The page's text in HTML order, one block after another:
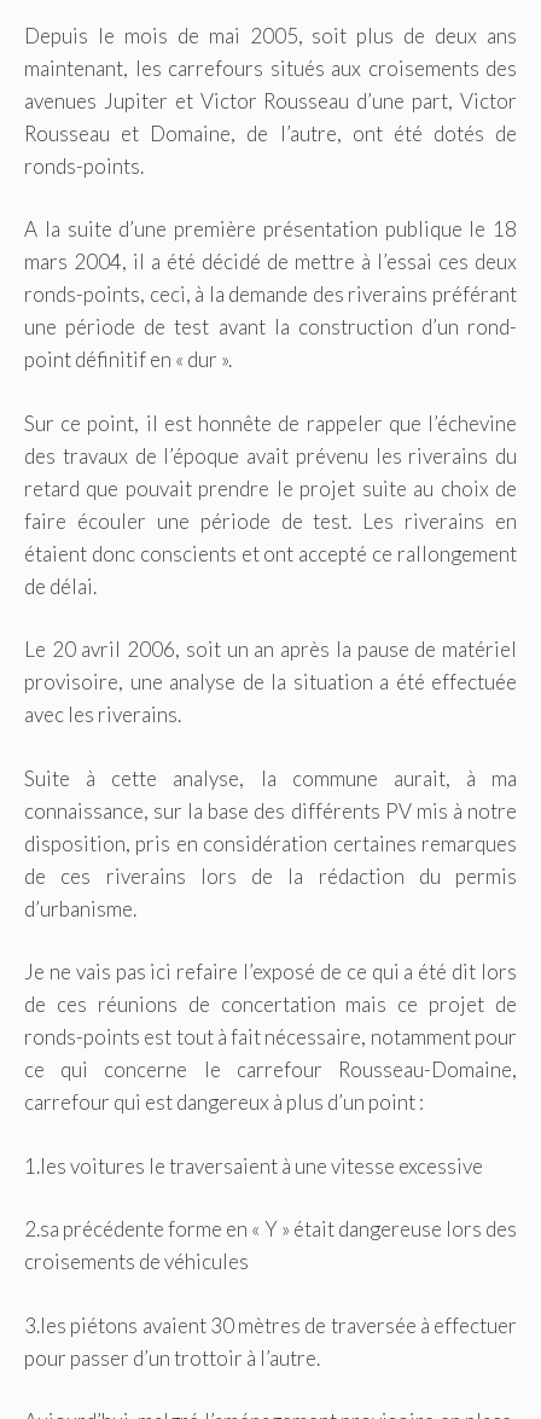
Depuis le mois de mai 2005, soit plus de deux ans
maintenant, les carrefours situés aux croisements des
avenues Jupiter et Victor Rousseau d’une part, Victor
Rousseau et Domaine, de l’autre, ont été dotés de
ronds-points.
A la suite d’une première présentation publique le 18
mars 2004, il a été décidé de mettre à l’essai ces deux
ronds-points, ceci, à la demande des riverains préférant
une période de test avant la construction d’un rond-
point définitif en « dur ».
Sur ce point, il est honnête de rappeler que l’échevine
des travaux de l’époque avait prévenu les riverains du
retard que pouvait prendre le projet suite au choix de
faire écouler une période de test. Les riverains en
étaient donc conscients et ont accepté ce rallongement
de délai.
Le 20 avril 2006, soit un an après la pause de matériel
provisoire, une analyse de la situation a été effectuée
avec les riverains.
Suite à cette analyse, la commune aurait, à ma
connaissance, sur la base des différents PV mis à notre
disposition, pris en considération certaines remarques
de ces riverains lors de la rédaction du permis
d’urbanisme.
Je ne vais pas ici refaire l’exposé de ce qui a été dit lors
de ces réunions de concertation mais ce projet de
ronds-points est tout à fait nécessaire, notamment pour
ce qui concerne le carrefour Rousseau-Domaine,
carrefour qui est dangereux à plus d’un point :
1.les voitures le traversaient à une vitesse excessive
2.sa précédente forme en « Y » était dangereuse lors des
croisements de véhicules
3.les piétons avaient 30 mètres de traversée à effectuer
pour passer d’un trottoir à l’autre.